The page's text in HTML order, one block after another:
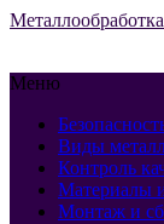
Меню
Виды
Контроль
Материалы
Монтаж и